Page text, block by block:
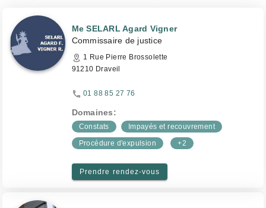
Me SELARL Agard Vigner
Commissaire de justice
1 Rue Pierre Brossolette
91210 Draveil
01 88 85 27 76
Domaines:
Constats
Impayés et recouvrement
Procédure d'expulsion
+2
Prendre rendez-vous